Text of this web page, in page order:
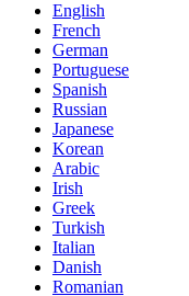
English
French
German
Portuguese
Spanish
Russian
Japanese
Korean
Arabic
Irish
Greek
Turkish
Italian
Danish
Romanian